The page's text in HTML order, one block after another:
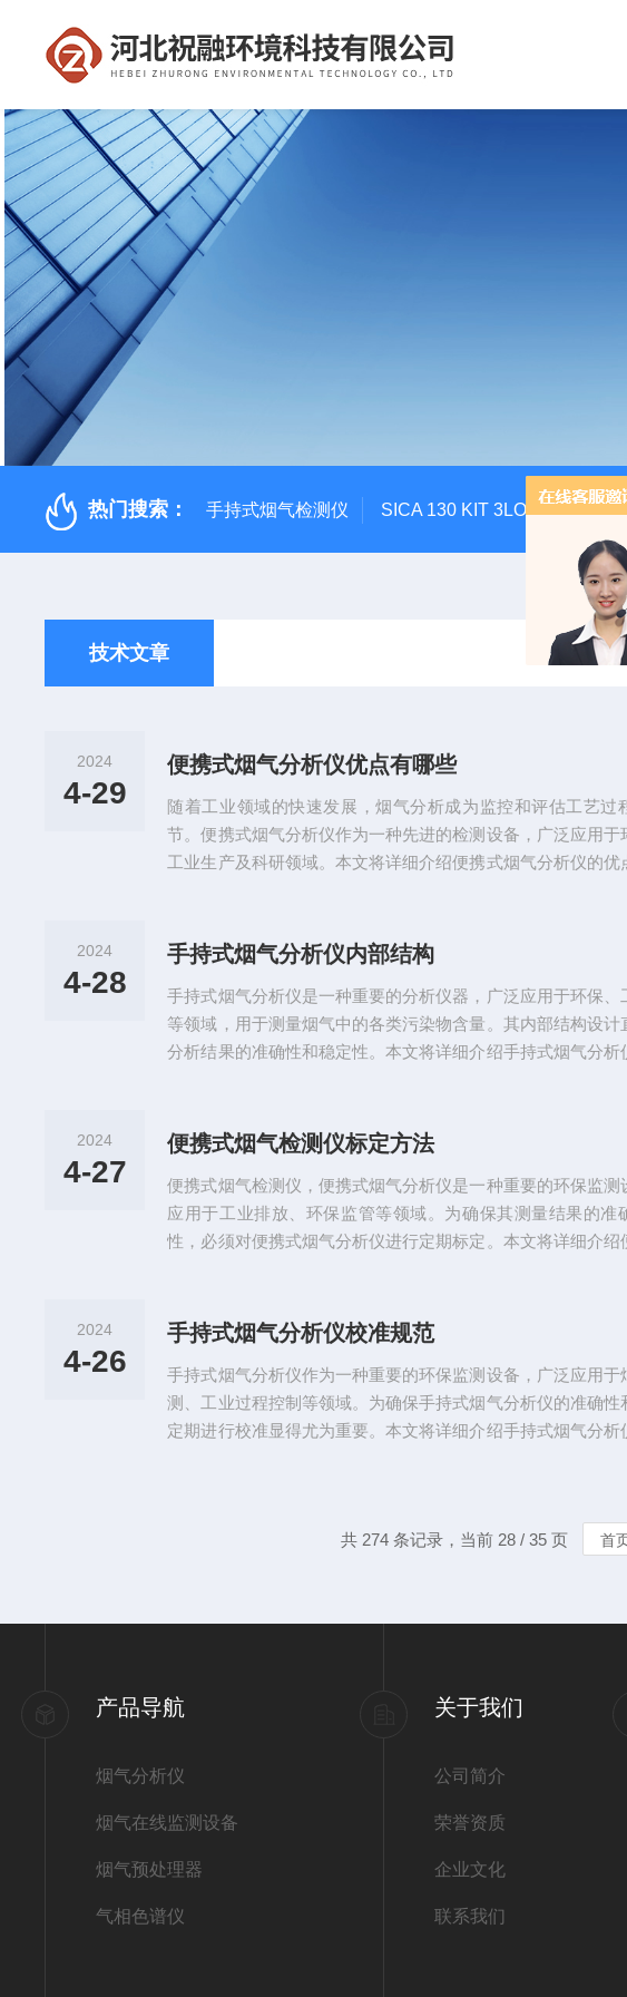
热门搜索： 手持式烟气检测仪 SICA 130 KIT 3LOWBS法国
技术文章
2024
4-29
便携式烟气分析仪优点有哪些
随着工业领域的快速发展，烟气分析成为监控和评估工艺过
节。便携式烟气分析仪作为一种先进的检测设备，广泛应用于
工业生产及科研领域。本文将详细介绍便携式烟气分析仪的优
法，能够实时监测烟气中的多种成分，如氧气、二氧化碳、氮
和环保监测提供了有力的数据支持。操作...
2024
4-28
手持式烟气分析仪内部结构
手持式烟气分析仪是一种重要的分析仪器，广泛应用于环保、
等领域，用于测量烟气中的各类污染物含量。其内部结构设计
分析结果的准确性和稳定性。本文将详细介绍手持式烟气分析
等成分的含量。根据其工作原理，可分为红外分析、电化学分
系统、传感器系统、数据处理系统和...
2024
4-27
便携式烟气检测仪标定方法
便携式烟气检测仪，便携式烟气分析仪是一种重要的环保监测
应用于工业排放、环保监管等领域。为确保其测量结果的准
性，必须对便携式烟气分析仪进行定期标定。本文将详细介绍
仪，按照仪器操作说明进行开机校准，确保仪器处于正常工作
的校准方法。按照仪器说明书的要求...
2024
4-26
手持式烟气分析仪校准规范
手持式烟气分析仪作为一种重要的环保监测设备，广泛应用于
测、工业过程控制等领域。为确保手持式烟气分析仪的准确性
定期进行校准显得尤为重要。本文将详细介绍手持式烟气分析
在监测过程中的数据可靠，为环境保护和工业生产提供有力支
共 274 条记录，当前 28 / 35 页 首
产品导航
烟气分析仪
烟气在线监测设备
烟气预处理器
气相色谱仪
关于我们
公司简介
荣誉资质
企业文化
联系我们